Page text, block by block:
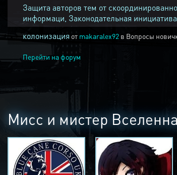
Защита авторов тем от
информаци, Законодательная
колонизация от makaralex92 в Вопросы
Перейти на форум
Мисс и мистер